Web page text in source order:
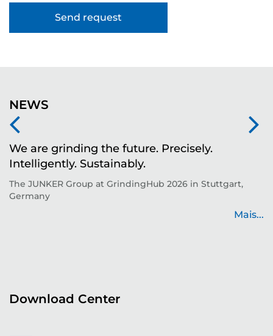
NEWS
We are grinding the future. Precisely.
Intelligently. Sustainably.
The JUNKER Group at GrindingHub 2026 in Stuttgart,
Germany
Mais...
Download Center